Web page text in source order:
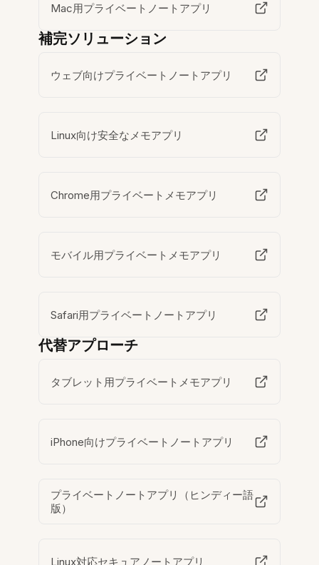
Mac用プライベートノートアプリ
補完ソリューション
ウェブ向けプライベートノートアプリ
Linux向け安全なメモアプリ
Chrome用プライベートメモアプリ
モバイル用プライベートメモアプリ
Safari用プライベートノートアプリ
代替アプローチ
タブレット用プライベートメモアプリ
iPhone向けプライベートノートアプリ
プライベートノートアプリ（ヒンディー語
版）
Linux対応セキュアノートアプリ